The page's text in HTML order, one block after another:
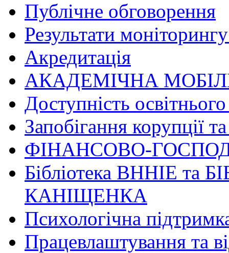
Публічне обговорення
Результати
Акредитація
АКАДЕМІЧНА
Доступність
Запобігання корупції
ФІНАНСОВО-
Бібліотека ВННІЕ та
КАНІЩЕНКА
Психологічна
Працевлаштування та